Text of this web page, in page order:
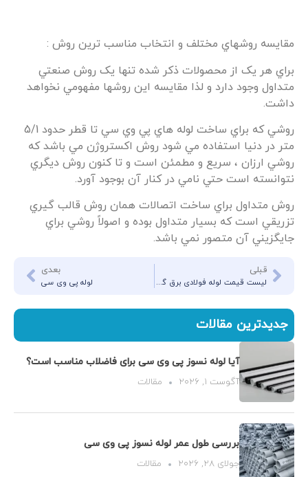
جدیدترین مقالات
آیا لوله نسوز پی وی سی برای فاضلاب مناسب است؟
آگوست 1, 2026 مقالات
بررسی طول عمر لوله نسوز پی وی سی
جولای 28, 2026 مقالات
مقايسه روشهاي مختلف و انتخاب مناسب ترين روش :
براي هر يک از محصولات ذکر شده تنها يک روش صنعتي
متداول وجود دارد و لذا مقايسه اين روشها مفهومي نخواهد
داشت.
روشي که براي ساخت لوله هاي پي وي سي تا قطر حدود 5/1
متر در دنيا استفاده مي شود روش اکستروژن مي باشد که
روشي ارزان ، سريع و مطمئن است و تا کنون روش ديگري
نتوانسته است حتي نامي در کنار آن بوجود آورد.
روش متداول براي ساخت اتصالات همان روش قالب گيري
تزريقي است که بسيار متداول بوده و اصولاً روشي براي
جايگزيني آن متصور نمي باشد.
قبلی
لیست قیمت لوله فولادی برق گالوانیزه گرم کاندوئیت
بعدی
لوله پی وی سی